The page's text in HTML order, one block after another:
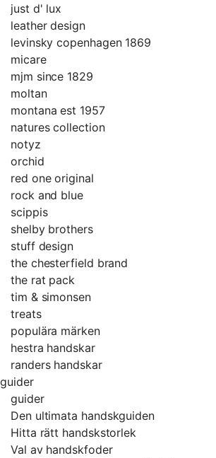
just d' lux
leather design
levinsky copenhagen 1869
micare
mjm since 1829
moltan
montana est 1957
natures collection
notyz
orchid
red one original
rock and blue
scippis
shelby brothers
stuff design
the chesterfield brand
the rat pack
tim & simonsen
treats
populära märken
hestra handskar
randers handskar
guider
guider
Den ultimata handskguiden
Hitta rätt handskstorlek
Val av handskfoder